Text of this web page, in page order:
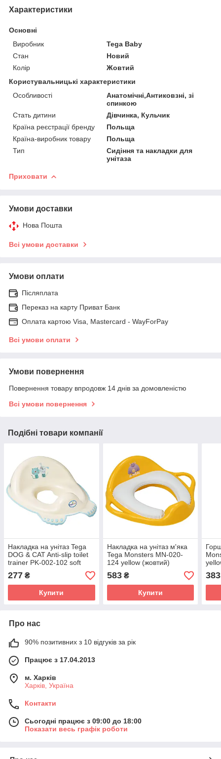
Характеристики
Основні
Виробник
Tega Baby
Стан
Новий
Колір
Жовтий
Користувальницькі характеристики
Особливості
Анатомічні,Антиковзні, зі
спинкою
Стать дитини
Дівчинка, Кульчик
Країна реєстрації бренду
Польща
Країна-виробник товару
Польща
Тип
Сидіння та накладки для
унітаза
Приховати
Умови доставки
Нова Пошта
Всі умови доставки
Умови оплати
Післяплата
Переказ на карту Приват Банк
Оплата картою Visa, Mastercard - WayForPay
Всі умови оплати
Умови повернення
Повернення товару впродовж 14 днів за домовленістю
Всі умови повернення
Подібні товари компанії
Накладка на унітаз Tega
DOG & CAT Anti-slip toilet
trainer PK-002-102 soft
yellow (жовтий)
277 ₴
Купити
Накладка на унітаз м'яка
Tega Monsters MN-020-
124 yellow (жовтий)
583₴
Купити
383
Про нас
90% позитивних з 10 відгуків за рік
Працює з 17.04.2013
м. Харків
Харків, Україна
Контакти
Сьогодні працює з 09:00 до 18:00
Показати весь графік роботи